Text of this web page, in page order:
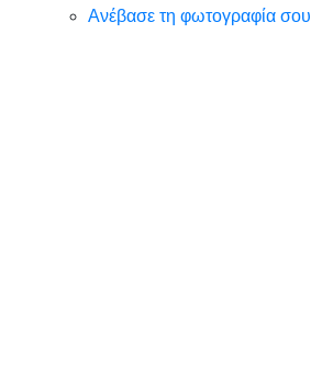
Ανέβασε τη φωτογραφία σου